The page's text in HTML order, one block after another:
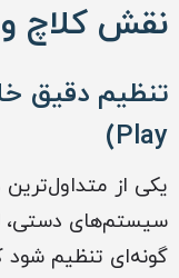
نقش کلاچ
Play)
یکی از
سیستم‌های دستی،
گونه‌ای تنظیم شود